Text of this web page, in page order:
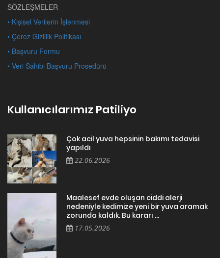
SÖZLEŞMELER
• Kişisel Verilerin İşlenmesi
• Çerez Gizlilik Politikası
• Başvuru Formu
• Veri Sahibi Başvuru Prosedürü
Kullanıcılarımız Patiliyo
Çok acil yuva hepsinin bakımı tedavisi
yapıldı
22.06.2026
Maalesef evde oluşan ciddi alerji
nedeniyle kedimize yeni bir yuva aramak
zorunda kaldık. Bu kararı ...
17.05.2026